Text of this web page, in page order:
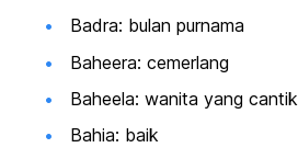
Badra: bulan purnama
Baheera: cemerlang
Baheela: wanita yang cantik
Bahia: baik